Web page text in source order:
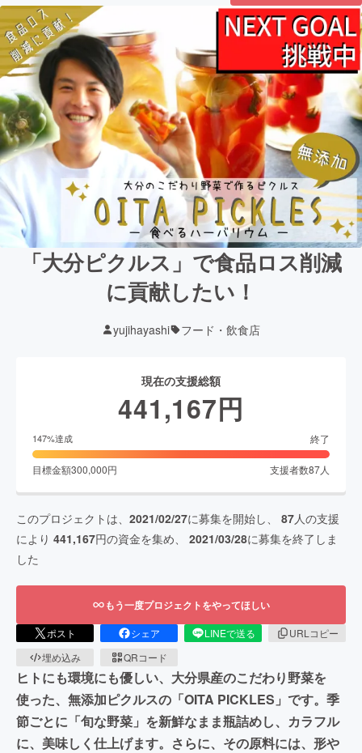
「大分ピクルス」で食品ロス削減
に貢献したい！
yujihayashi フード・飲食店
現在の支援総額
441,167円
147%達成 終了
目標金額300,000円 支援者数87人
このプロジェクトは、 2021/02/27に募集を開始し、 87人の支援
により 441,167円の資金を集め、 2021/03/28に募集を終了しま
した
もう一度プロジェクトをやってほしい
ポスト シェア LINEで送る
URLコピー
埋め込み
QRコード
ヒトにも環境にも優しい、大分県産のこだわり野菜を
使った、無添加ピクルスの「OITA PICKLES」です。季
節ごとに「旬な野菜」を新鮮なまま瓶詰めし、カラフル
に、美味しく仕上げます。さらに、その原料には、形や